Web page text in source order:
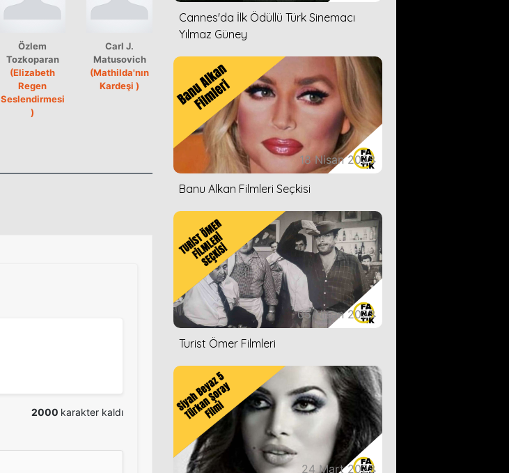
Özlem
Tozkoparan
(Elizabeth
Regen
Seslendirmesi
)
Carl J.
Matusovich
(Mathilda'nın
Kardeşi )
2000 karakter kaldı
Cannes'da İlk Ödüllü Türk Sinemacı
Yılmaz Güney
18 Nisan 2023
Banu Alkan Filmleri Seçkisi
05 Nisan 2023
Turist Ömer Filmleri
24 Mart 2023